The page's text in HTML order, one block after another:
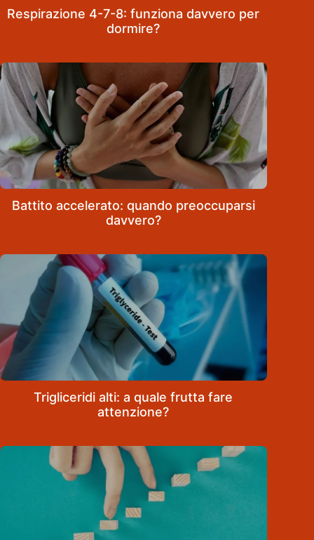
Respirazione 4-7-8: funziona davvero per
dormire?
Battito accelerato: quando preoccuparsi
davvero?
Trigliceridi alti: a quale frutta fare
attenzione?